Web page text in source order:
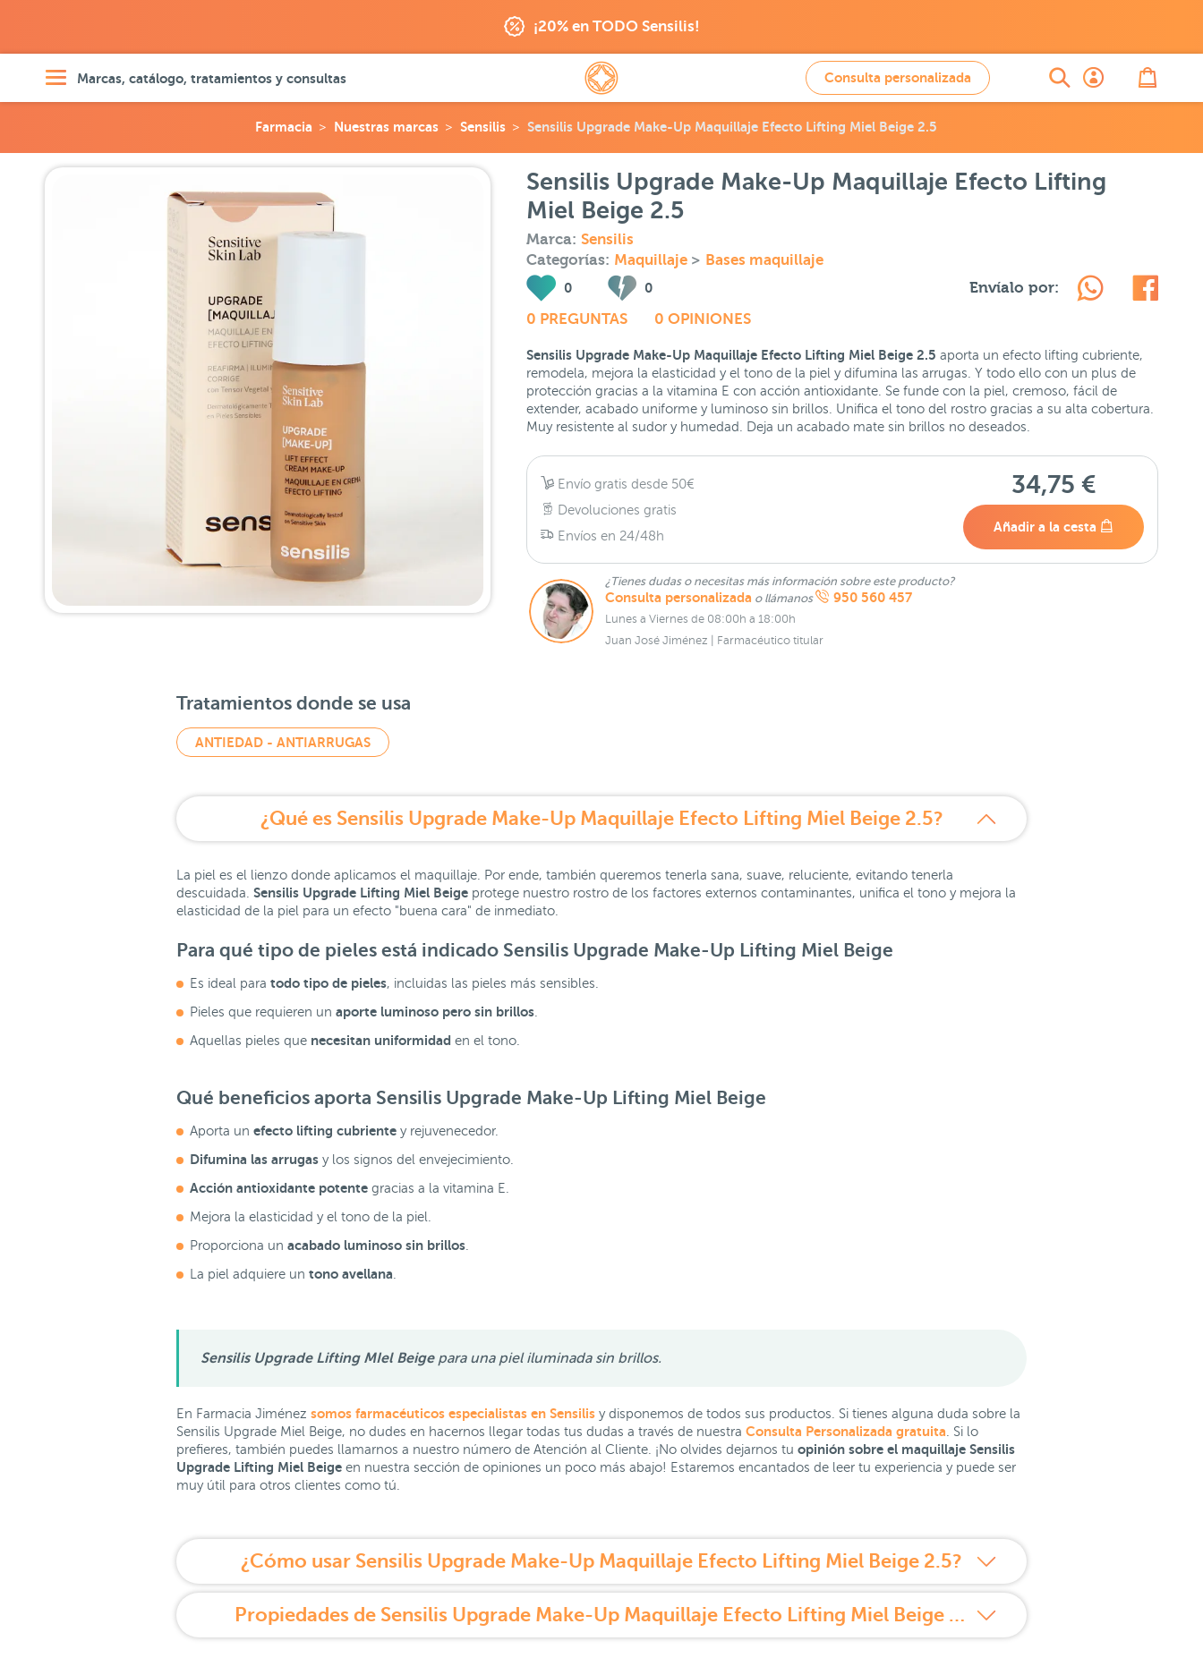
¡20% en TODO Sensilis!
Marcas, catálogo, tratamientos y consultas Consulta personalizada
Farmacia Nuestras marcas Sensilis Sensilis Upgrade Make-Up Maquillaje Efecto Lifting Miel Beige 2.5
Sensilis Upgrade Make-Up Maquillaje Efecto Lifting
Miel Beige 2.5
Marca: Sensilis
Categorías: Maquillaje > Bases maquillaje
0 0
0 PREGUNTAS 0 OPINIONES
Envíalo por:
Sensilis Upgrade Make-Up Maquillaje Efecto Lifting Miel Beige 2.5 aporta un efecto lifting cubriente,
remodela, mejora la elasticidad y el tono de la piel y difumina las arrugas. Y todo ello con un plus de
protección gracias a la vitamina E con acción antioxidante. Se funde con la piel, cremoso, fácil de
extender, acabado uniforme y luminoso sin brillos. Unifica el tono del rostro gracias a su alta cobertura.
Muy resistente al sudor y humedad. Deja un acabado mate sin brillos no deseados.
Envío gratis desde 50€
Devoluciones gratis
Envíos en 24/48h
34,75 €
Añadir a la cesta
¿Tienes dudas o necesitas más información sobre este producto?
Consulta personalizada o llámanos 950 560 457
Lunes a Viernes de 08:00h a 18:00h
Juan José Jiménez | Farmacéutico titular
Tratamientos donde se usa
ANTIEDAD - ANTIARRUGAS
¿Qué es Sensilis Upgrade Make-Up Maquillaje Efecto Lifting Miel Beige 2.5?
La piel es el lienzo donde aplicamos el maquillaje. Por ende, también queremos tenerla sana, suave, reluciente, evitando tenerla
descuidada. Sensilis Upgrade Lifting Miel Beige protege nuestro rostro de los factores externos contaminantes, unifica el tono y mejora la
elasticidad de la piel para un efecto "buena cara" de inmediato.
Para qué tipo de pieles está indicado Sensilis Upgrade Make-Up Lifting Miel Beige
Es ideal para todo tipo de pieles, incluidas las pieles más sensibles.
Pieles que requieren un aporte luminoso pero sin brillos
Aquellas pieles que necesitan uniformidad en el tono.
Qué beneficios aporta Sensilis Upgrade Make-Up Lifting Miel Beige
Aporta un efecto lifting cubriente y rejuvenecedor.
Difumina las arrugas y los signos del envejecimiento.
Acción antioxidante potente gracias a la vitamina E.
Mejora la elasticidad y el tono de la piel.
Proporciona un acabado luminoso sin brillos
La piel adquiere un tono avellana
Sensilis Upgrade Lifting MIel Beige para una piel iluminada sin brillos.
En Farmacia Jiménez somos farmacéuticos especialistas en Sensilis y disponemos de todos sus productos. Si tienes alguna duda sobre la
Sensilis Upgrade Miel Beige, no dudes en hacernos llegar todas tus dudas a través de nuestra Consulta Personalizada gratuita . Si lo
prefieres, también puedes llamarnos a nuestro número de Atención al Cliente. ¡No olvides dejarnos tu opinión sobre el maquillaje Sensilis
Upgrade Lifting Miel Beige en nuestra sección de opiniones un poco más abajo! Estaremos encantados de leer tu experiencia y puede ser
muy útil para otros clientes como tú.
¿Cómo usar Sensilis Upgrade Make-Up Maquillaje Efecto Lifting Miel Beige 2.5?
Propiedades de Sensilis Upgrade Make-Up Maquillaje Efecto Lifting Miel Beige 2.5